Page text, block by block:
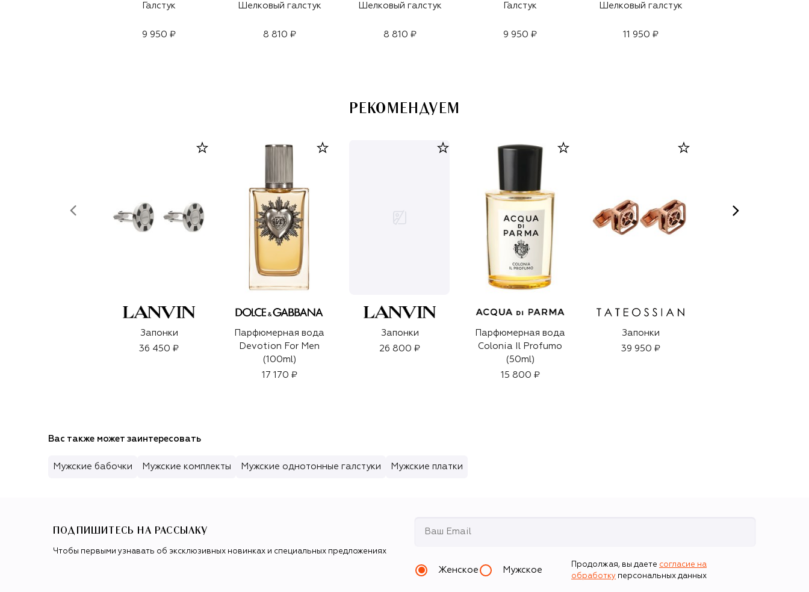
Галстук
9 950 ₽
Шелковый галстук
8 810 ₽
Шелковый галстук
8 810 ₽
Галстук
9 950 ₽
Шелковый галстук
11 950 ₽
РЕКОМЕНДУЕМ
Запонки
36 450 ₽
Парфюмерная вода
Devotion For Men
(100ml)
17 170 ₽
Запонки
26 800 ₽
Парфюмерная вода
Colonia Il Profumo
(50ml)
15 800 ₽
Запонки
39 950 ₽
Вас также может заинтересовать
Мужские бабочки Мужские комплекты Мужские однотонные галстуки Мужские платки
ПОДПИШИТЕСЬ НА РАССЫЛКУ
Чтобы первыми узнавать об эксклюзивных новинках и специальных предложениях
Женское Мужское
Продолжая, вы даете согласие на
обработку персональных данных